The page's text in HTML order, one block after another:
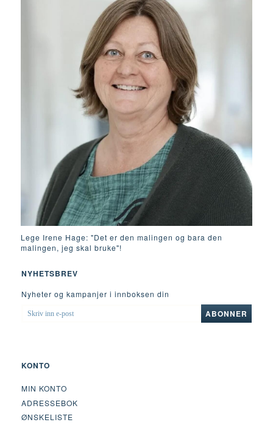
Lege Irene Hage: "Det er den malingen og bara den
malingen, jeg skal bruke"!
NYHETSBREV
Nyheter og kampanjer i innboksen din
SKRIV
INN
ABONNER
KONTO
MIN KONTO
ADRESSEBOK
ØNSKELISTE